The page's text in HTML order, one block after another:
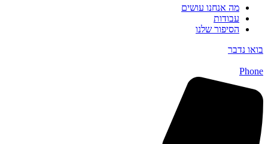
מה אנחנו עושים
עבודות
הסיפור שלנו
בואו נדבר
Phone